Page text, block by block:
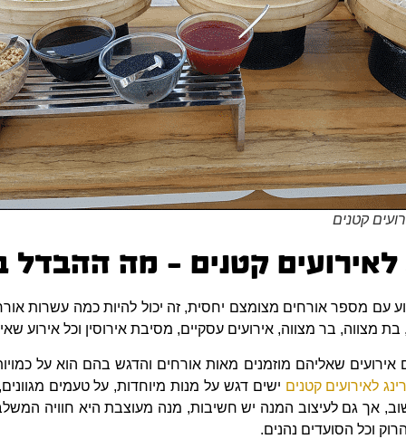
קטנים
לאירועים קטנים – מה ההבדל
עם מספר אורחים מצומצם יחסית, זה יכול להיות כמה עשרות
בת מצווה, בר מצווה, אירועים עסקיים, מסיבת אירוסין וכל אירוע
אירועים שאליהם מוזמנים מאות אורחים והדגש בהם הוא על
לאירועים קטנים ישים דגש על מנות מיוחדות, על טעמים
אך גם לעיצוב המנה יש חשיבות, מנה מעוצבת היא חוויה
וכל הסועדים נהנים.